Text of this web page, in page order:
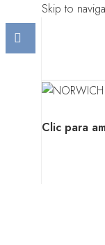
Skip to
Clic para